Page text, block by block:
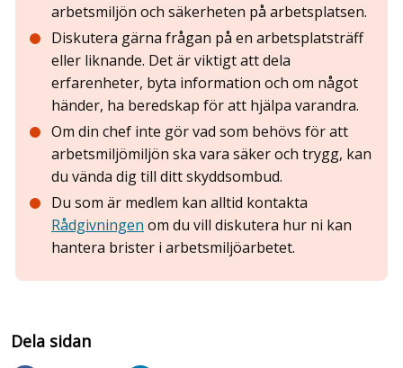
arbetsmiljön och säkerheten på arbetsplatsen.
Diskutera gärna frågan på en arbetsplatsträff
eller liknande. Det är viktigt att dela
erfarenheter, byta information och om något
händer, ha beredskap för att hjälpa varandra.
Om din chef inte gör vad som behövs för att
arbetsmiljömiljön ska vara säker och trygg, kan
du vända dig till ditt skyddsombud.
Du som är medlem kan alltid kontakta
Rådgivningen om du vill diskutera hur ni kan
hantera brister i arbetsmiljöarbetet.
Dela sidan